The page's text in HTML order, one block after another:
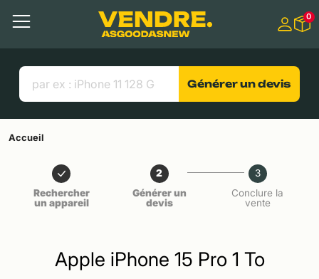
Contenu principal
Menu
Liens utiles
0
Générer un devis
Accueil
Rechercher
un appareil
2
Générer un
devis
3
Conclure la
vente
Apple iPhone 15 Pro 1 To